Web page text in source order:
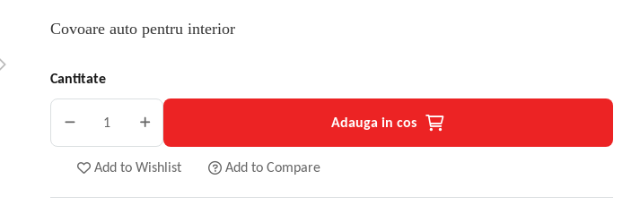
Covoare auto pentru interior
Cantitate
Adauga in cos
Add to Wishlist Add to Compare